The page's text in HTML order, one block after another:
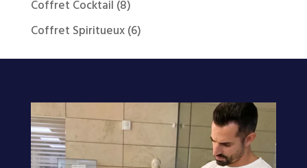
Coffret Cocktail 88
produits
Coffret Spiritueux 66